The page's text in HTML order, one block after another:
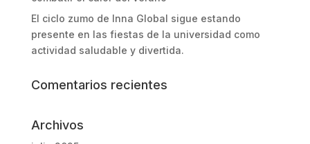
El ciclo zumo de Inna Global sigue estando
presente en las fiestas de la universidad como
actividad saludable y divertida.
Comentarios recientes
Archivos